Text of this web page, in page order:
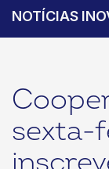
NOTÍCIAS
sexta-